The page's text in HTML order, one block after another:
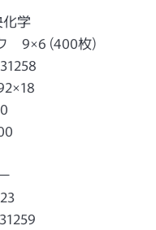
学
9×6 (400枚)